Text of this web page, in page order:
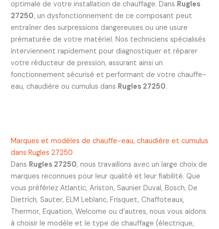
optimale de votre installation de chauffage. Dans Rugles
27250, un dysfonctionnement de ce composant peut
entraîner des surpressions dangereuses ou une usure
prématurée de votre matériel. Nos techniciens spécialisés
interviennent rapidement pour diagnostiquer et réparer
votre réducteur de pression, assurant ainsi un
fonctionnement sécurisé et performant de votre chauffe-
eau, chaudière ou cumulus dans Rugles 27250.
Marques et modèles de chauffe-eau, chaudière et cumulus
dans Rugles 27250
Dans Rugles 27250, nous travaillons avec un large choix de
marques reconnues pour leur qualité et leur fiabilité. Que
vous préfériez Atlantic, Ariston, Saunier Duval, Bosch, De
Dietrich, Sauter, ELM Leblanc, Frisquet, Chaffoteaux,
Thermor, Equation, Welcome ou d’autres, nous vous aidons
à choisir le modèle et le type de chauffage (électrique,